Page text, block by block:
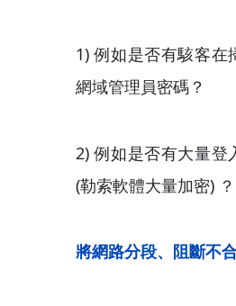
1) 例如是否有駭客在
網域管理員密碼？
2) 例如是否有大量登
(勒索軟體大量加密) ？
將網路分段、阻斷不